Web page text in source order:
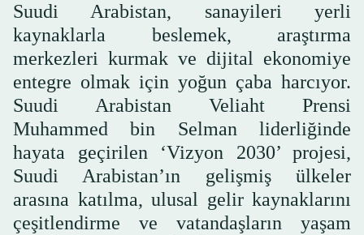
Suudi Arabistan, sanayileri yerli
kaynaklarla beslemek, araştırma
merkezleri kurmak ve dijital ekonomiye
entegre olmak için yoğun çaba harcıyor.
Suudi Arabistan Veliaht Prensi
Muhammed bin Selman liderliğinde
hayata geçirilen ‘Vizyon 2030’ projesi,
Suudi Arabistan’ın gelişmiş ülkeler
arasına katılma, ulusal gelir kaynaklarını
çeşitlendirme ve vatandaşların yaşam